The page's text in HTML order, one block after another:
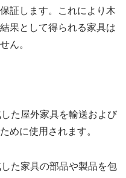
証します。これにより木
果として得られる家具は
ん。
た屋外家具を輸送および
めに使用されます。
た家具の部品や製品を包